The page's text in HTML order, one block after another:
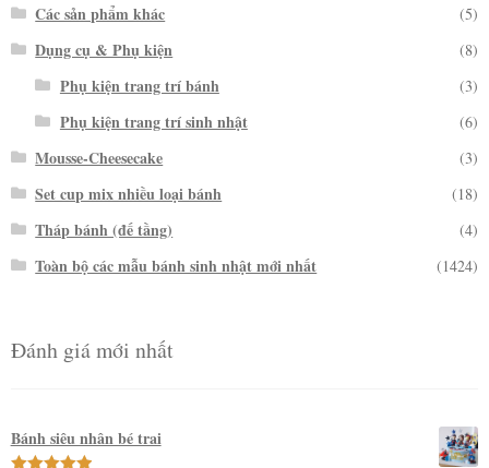
Các sản phẩm khác (5)
Dụng cụ & Phụ kiện (8)
Phụ kiện trang trí bánh (3)
Phụ kiện trang trí sinh nhật (6)
Mousse-Cheesecake (3)
Set cup mix nhiều loại bánh (18)
Tháp bánh (đế tầng) (4)
Toàn bộ các mẫu bánh sinh nhật mới nhất (1424)
Đánh giá mới nhất
Bánh siêu nhân bé trai